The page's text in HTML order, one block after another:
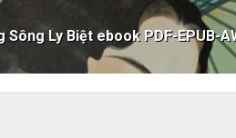
Sông Ly Biệt ebook PDF-EPUB-